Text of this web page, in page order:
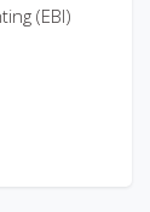
(EBI)